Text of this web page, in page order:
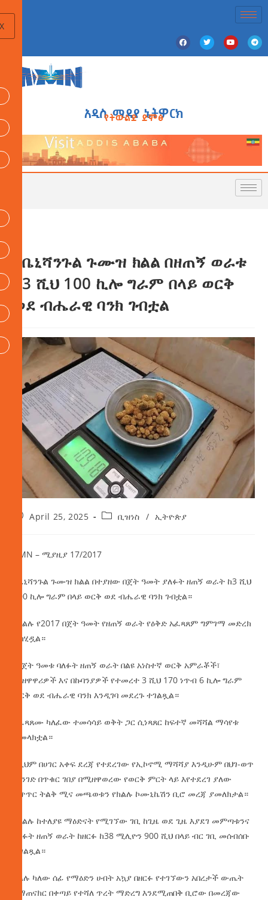
አዲስ ሚዲያ ኔትዎርክ
የትውልድ ድምፅ
በቤኒሻንጉል ጉሙዝ ክልል በዘጠኝ ወራቱ
ከ3 ሺህ 100 ኪሎ ግራም በላይ ወርቅ
ወደ ብሔራዊ ባንክ ገብቷል
April 25, 2025 ቢዝነስ / ኢትዮጵያ
AMN – ሚያዚያ 17/2017
በቤኒሻንጉል ጉሙዝ ክልል በተያዘው በጀት ዓመት ያለፉት ዘጠኝ ወራት ከ3 ሺህ
100 ኪሎ ግራም በላይ ወርቅ ወደ ብሔራዊ ባንክ ገብቷል።
በክልሉ የ2017 በጀት ዓመት የዘጠኝ ወራት የዕቅድ አፈጻጸም ግምገማ መድረክ
ተካሂዷል።
በበጀት ዓመቱ ባለፉት ዘጠኝ ወራት በልዩ አነስተኛ ወርቅ አምራቾች፣
በአዘዋዋሪዎች እና በኩባንያዎች የተመረተ 3 ሺህ 170 ነጥብ 6 ኪሎ ግራም
ወርቅ ወደ ብሔራዊ ባንክ እንዲገባ መደረጉ ተገልጿል።
አፈጻጸሙ ካለፈው ተመሳሳይ ወቅት ጋር ሲነጻጸር ከፍተኛ መሻሻል ማሳየቱ
ተመላክቷል።
ለዚህም በሀገር አቀፍ ደረጃ የተደረገው የኢኮኖሚ ማሻሻያ እንዲሁም በህገ-ወጥ
መንገድ በጥቁር ገበያ በሚዘዋወረው የወርቅ ምርት ላይ እየተደረገ ያለው
ቁጥጥር ትልቅ ሚና መጫወቱን የክልሉ ኮሙኒኬሽን ቢሮ መረጃ ያመለክታል።
በክልሉ ከተለያዩ ማዕድናት የሚገኘው ገቢ ከጊዜ ወደ ጊዜ እያደገ መምጣቱንና
ባለፉት ዘጠኝ ወራት ከዘርፉ ከ38 ሚሊዮን 900 ሺህ በላይ ብር ገቢ መሰብሰቡ
ተገልጿል።
ክልሉ ካለው ሰፊ የማዕድን ሀብት አኳያ በዘርፉ የተገኘውን አበረታች ውጤት
በማጠናክር በቀጣይ የተሻለ ጥረት ማድረግ እንደሚጠበቅ ቢሮው በመረጃው